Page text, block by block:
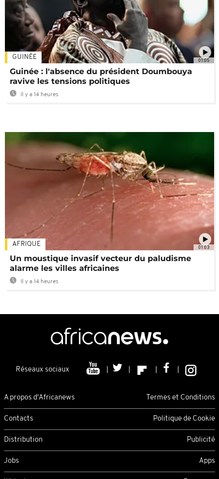
01:05
GUINÉE
Guinée : l'absence du président Doumbouya
ravive les tensions politiques
Il y a 14 heures
01:03
AFRIQUE
Un moustique invasif vecteur du paludisme
alarme les villes africaines
Il y a 14 heures
Réseaux sociaux
A propos d'Africanews Termes et Conditions
Contacts Politique de Cookie
Distribution Publicité
Jobs Apps